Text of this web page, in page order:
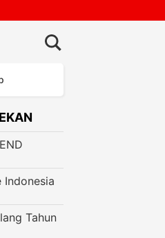
Indonesia
Tahun